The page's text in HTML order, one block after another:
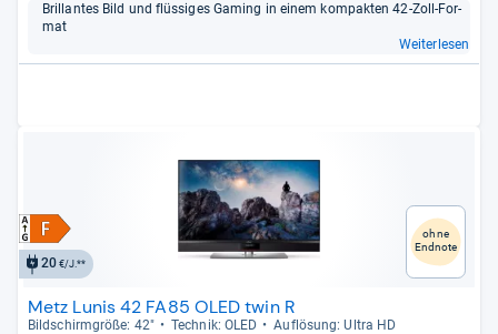
Bril­lan­tes Bild und flüs­si­ges Gaming in einem kom­pak­ten 42-​Zoll-​For­
mat
Weiterlesen
20€/J.**
ohne
Endnote
Metz Lunis 42 FA85 OLED twin R
Bild­schirm­größe: 42" Tech­nik: OLED
Auf­lö­sung: Ultra HD